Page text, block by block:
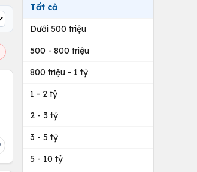
Tất cả
Dưới 500 triệu
500 - 800 triệu
800 triệu - 1 tỷ
1 - 2 tỷ
2 - 3 tỷ
3 - 5 tỷ
5 - 10 tỷ